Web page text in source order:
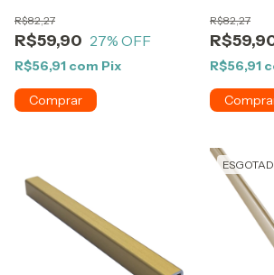
R$59,90
R$82,27
27% OFF
R$56,91 com Pix
R$82,27
R$56,91